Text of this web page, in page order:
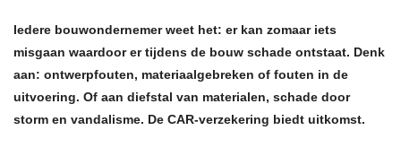
Ondernemer
Verzekeringen
Werknemers
Iedere bouwondernemer weet het: er kan zomaar iets
misgaan waardoor er tijdens de bouw schade ontstaat. Denk
aan: ontwerpfouten, materiaalgebreken of fouten in de
uitvoering. Of aan diefstal van materialen, schade door
storm en vandalisme. De CAR-verzekering biedt uitkomst.